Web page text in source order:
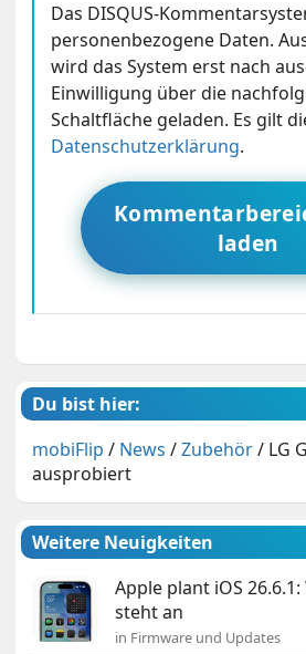
Das DISQUS-
personenbezogene Daten.
wird das System erst nach
Einwilligung über die
Schaltfläche geladen. Es gilt
Datenschutzerklärung.
laden
Du bist hier:
mobiFlip / News /Zubehör/ LG
ausprobiert
Weitere Neuigkeiten
Apple plant iOS
steht an
in Firmware und Updates